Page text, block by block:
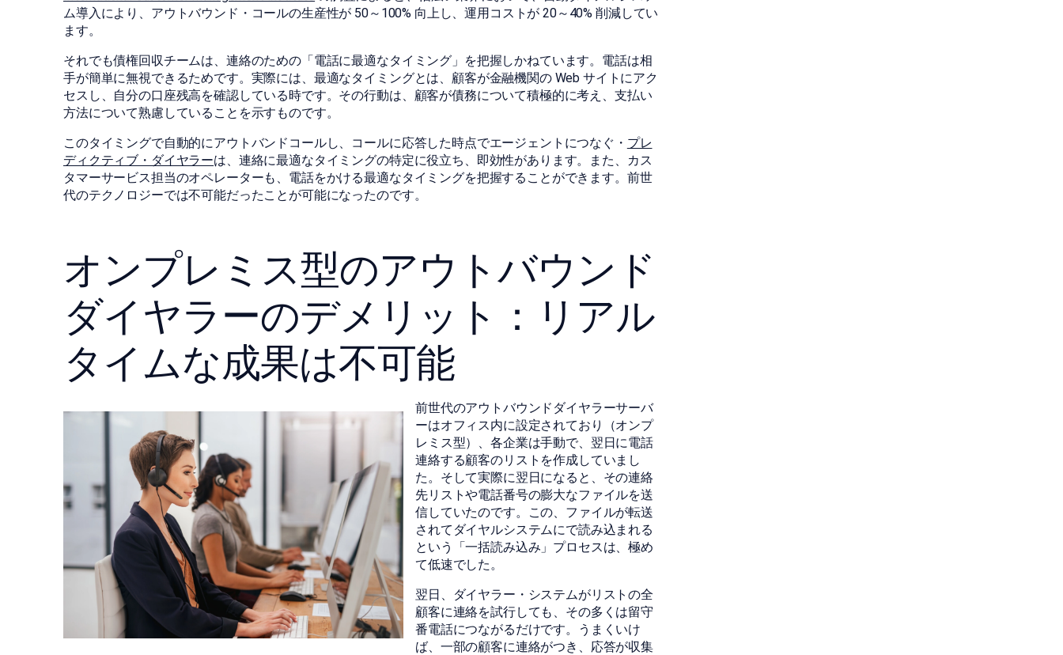
ム導入により、アウトバウンド・コールの生産性が 50～100% 向上し、運用コストが 20～40% 削減してい
ます。
それでも債権回収チームは、連絡のための「電話に最適なタイミング」を把握しかねています。電話は相
手が簡単に無視できるためです。実際には、最適なタイミングとは、顧客が金融機関の Web サイトにアク
セスし、自分の口座残高を確認している時です。その行動は、顧客が債務について積極的に考え、支払い
方法について熟慮していることを示すものです。
このタイミングで自動的にアウトバンドコールし、コールに応答した時点でエージェントにつなぐ・ プレ
ディクティブ・ダイヤラーは、連絡に最適なタイミングの特定に役立ち、即効性があります。また、カス
タマーサービス担当のオペレーターも、電話をかける最適なタイミングを把握することができます。前世
代のテクノロジーでは不可能だったことが可能になったのです。
オンプレミス型のアウトバウンド
ダイヤラーのデメリット：リアル
タイムな成果は不可能
前世代のアウトバウンドダイヤラーサーバ
ーはオフィス内に設定されており（オンプ
レミス型）、各企業は手動で、翌日に電話
連絡する顧客のリストを作成していまし
た。そして実際に翌日になると、その連絡
先リストや電話番号の膨大なファイルを送
信していたのです。この、ファイルが転送
されてダイヤルシステムにで読み込まれる
という「一括読み込み」プロセスは、極め
て低速でした。
翌日、ダイヤラー・システムがリストの全
顧客に連絡を試行しても、その多くは留守
番電話につながるだけです。うまくいけ
ば、一部の顧客に連絡がつき、応答が収集